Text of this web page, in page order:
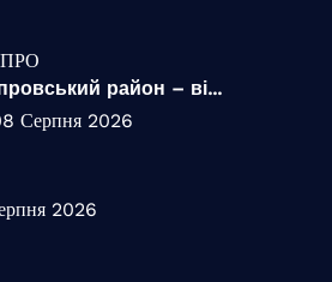
район – ві...
Серпня 2026
2026